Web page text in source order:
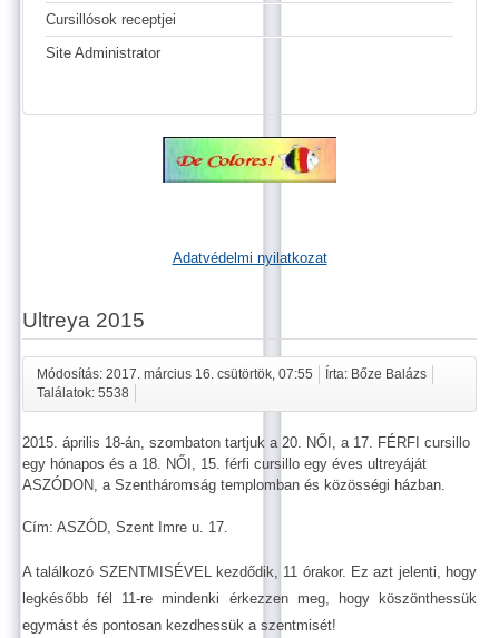
Cursillósok receptjei
Site Administrator
Adatvédelmi nyilatkozat
Ultreya 2015
Módosítás: 2017. március 16. csütörtök, 07:55
Írta: Bőze Balázs
Találatok: 5538
2015. április 18-án, szombaton tartjuk a 20. NŐI, a 17. FÉRFI cursillo
egy hónapos és a 18. NŐI, 15. férfi cursillo egy éves ultreyáját
ASZÓDON, a Szentháromság templomban és közösségi házban.
Cím: ASZÓD, Szent Imre u. 17.
A találkozó SZENTMISÉVEL kezdődik, 11 órakor. Ez azt jelenti, hogy
legkésőbb fél 11-re mindenki érkezzen meg, hogy köszönthessük
egymást és pontosan kezdhessük a szentmisét!